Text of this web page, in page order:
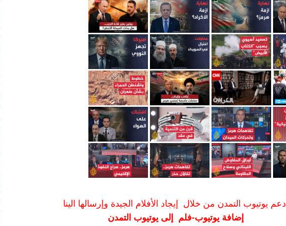
ادعم يوتيوب التمدن من خلال إيجاد الأفلام الجيدة وإرسالها الينا
إضافة يوتيوب-فلم إلى يوتيوب التمدن